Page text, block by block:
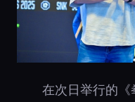
在次日举行的《